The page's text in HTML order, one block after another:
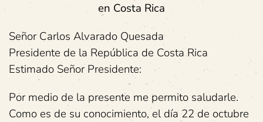
en Costa Rica
Señor Carlos Alvarado Quesada
Presidente de la República de Costa Rica
Estimado Señor Presidente:
Por medio de la presente me permito saludarle.
Como es de su conocimiento, el día 22 de octubre